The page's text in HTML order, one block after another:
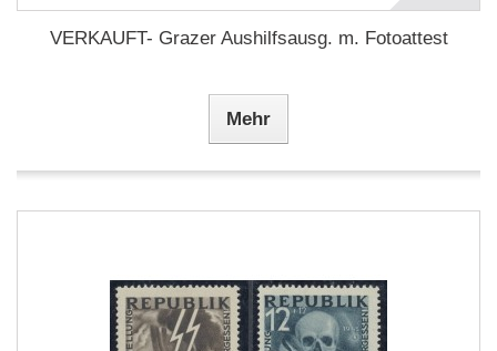
VERKAUFT- Grazer Aushilfsausg. m. Fotoattest
Mehr